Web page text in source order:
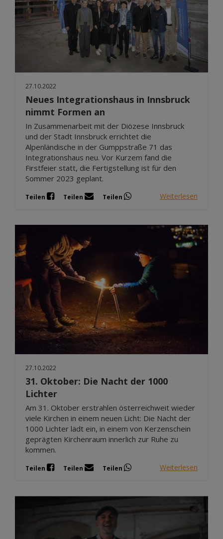
27.10.2022
Neues Integrationshaus in Innsbruck
nimmt Formen an
In Zusammenarbeit mit der Diözese Innsbruck
und der Stadt Innsbruck errichtet die
Alpenländische in der Gumppstraße 71 das
Integrationshaus neu. Vor Kurzem fand die
Firstfeier statt, die Fertigstellung ist für den
Sommer 2023 geplant.
Teilen Teilen Teilen Weiterlesen
27.10.2022
31. Oktober: Die Nacht der 1000
Lichter
Am 31. Oktober erstrahlen österreichweit wieder
viele Kirchen in einem neuen Licht: Die Nacht der
1000 Lichter lädt ein, in einem von Kerzenschein
geprägten Kirchenraum innerlich zur Ruhe zu
kommen.
Teilen Teilen Teilen Weiterlesen